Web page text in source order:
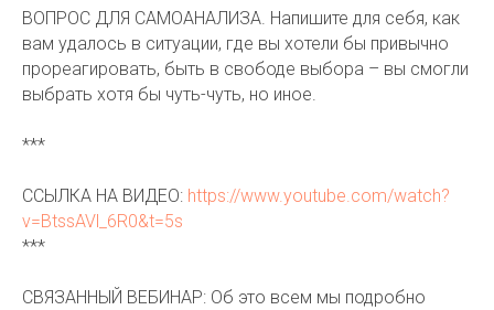
ВОПРОС ДЛЯ САМОАНАЛИЗА. Напишите для себя, как
вам удалось в ситуации, где вы хотели бы привычно
прореагировать, быть в свободе выбора – вы смогли
выбрать хотя бы чуть-чуть, но иное.
***
ССЫЛКА НА ВИДЕО: https://www.youtube.com/watch?
v=BtssAVl_6R0&t=5s
***
СВЯЗАННЫЙ ВЕБИНАР: Об это всем мы подробно